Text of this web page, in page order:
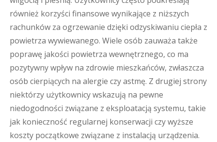
również korzyści finansowe wynikające z niższych
rachunków za ogrzewanie dzięki odzyskiwaniu ciepła z
powietrza wywiewanego. Wiele osób zauważa także
poprawę jakości powietrza wewnętrznego, co ma
pozytywny wpływ na zdrowie mieszkańców, zwłaszcza
osób cierpiących na alergie czy astmę. Z drugiej strony
niektórzy użytkownicy wskazują na pewne
niedogodności związane z eksploatacją systemu, takie
jak konieczność regularnej konserwacji czy wyższe
koszty początkowe związane z instalacją urządzenia.